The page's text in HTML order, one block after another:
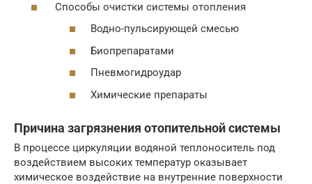
Способы очистки системы отопления
Водно-пульсирующей смесью
Биопрепаратами
Пневмогидроудар
Химические препараты
Причина загрязнения отопительной системы
В процессе циркуляции водяной теплоноситель под
воздействием высоких температур оказывает
химическое воздействие на внутренние поверхности